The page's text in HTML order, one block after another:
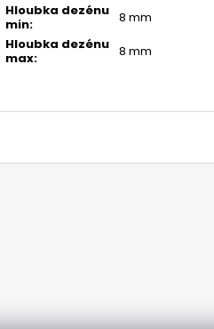
Hloubka dezénu
min:
8 mm
Hloubka dezénu
max: 8 mm